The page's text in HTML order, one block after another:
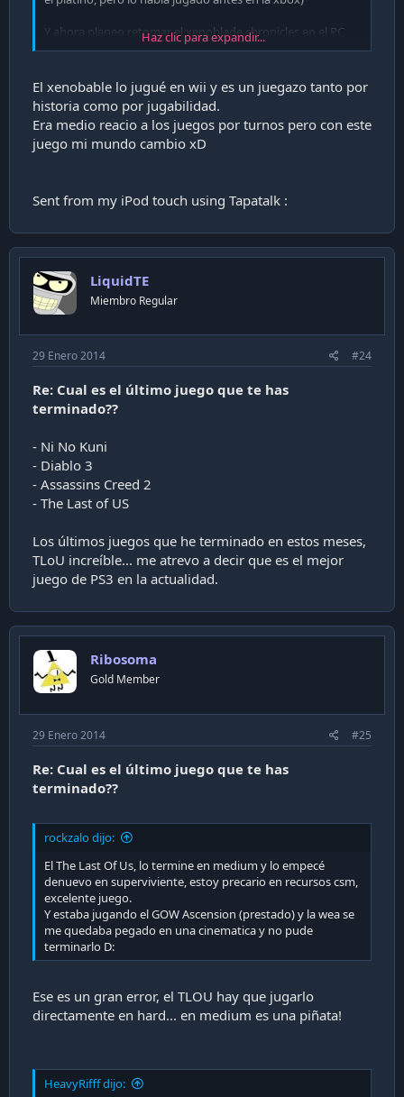
Y ahora planeo retomar el xenoblade chronicles en el PC
(emulando wii con texturas HD)
Haz clic para expandir...
El xenobable lo jugué en wii y es un juegazo tanto por
historia como por jugabilidad.
Era medio reacio a los juegos por turnos pero con este
juego mi mundo cambio xD
Sent from my iPod touch using Tapatalk :
LiquidTE
Miembro Regular
29 Enero 2014 #24
Re: Cual es el último juego que te has
terminado??
- Ni No Kuni
- Diablo 3
- Assassins Creed 2
- The Last of US
Los últimos juegos que he terminado en estos meses,
TLoU increíble... me atrevo a decir que es el mejor
juego de PS3 en la actualidad.
Ribosoma
Gold Member
29 Enero 2014 #25
Re: Cual es el último juego que te has
terminado??
rockzalo dijo:
El The Last Of Us, lo termine en medium y lo empecé
denuevo en superviviente, estoy precario en recursos csm,
excelente juego.
Y estaba jugando el GOW Ascension (prestado) y la wea se
me quedaba pegado en una cinematica y no pude
terminarlo D:
Ese es un gran error, el TLOU hay que jugarlo
directamente en hard... en medium es una piñata!
HeavyRifff dijo: